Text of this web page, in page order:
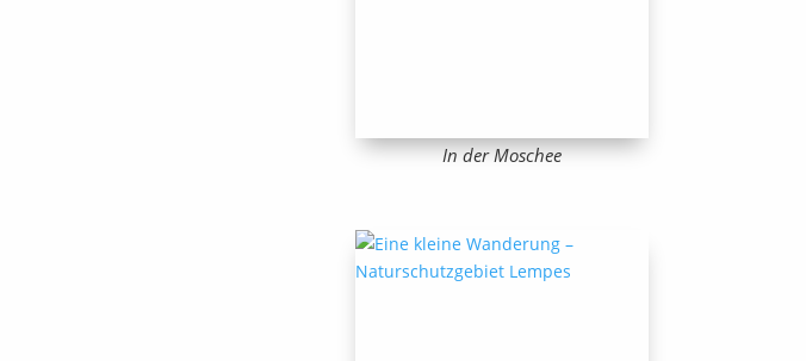
In der Moschee